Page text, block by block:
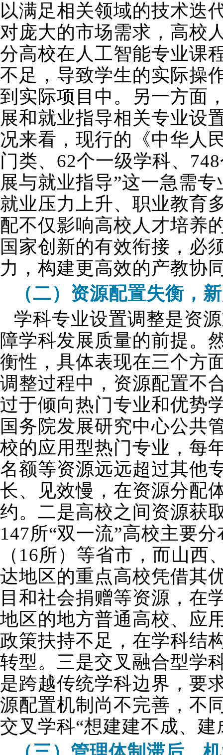
以满足相关领域的技术迭
对庞大的市场需求，高校
分高校在人工智能专业课
不足，导致学生的实际操
到实际项目中。另一方面
展和就业指导相关专业设
况来看，现行的《中华人
门类、62个一级学科、
展与就业指导”这一急需
就业压力上升、职业教育
配不仅影响高校人才培养
国家创新的有效衔接，必
力，构建更高效的产教协
（二）资源配置失衡，
学科专业设置调整是资
障学科发展质量的前提。
衡性，具体表现在三个方
调整过程中，资源配置不
过于倾向热门专业和优势
国务院发展研究中心公共
校的应用型热门专业，每
名额等资源远远超过其他
长、见效慢，在资源分配
约。二是高校之间资源获
147所“双一流”高校主要
（16所）等省市，而山
达地区的重点高校凭借其
目和社会捐赠等资源，在
地区的地方普通高校、应
政策扶持不足，在学科结
转型。三是交叉融合型学
是跨越传统学科边界，要
源配置机制尚不完善，不
交叉学科“想建建不成、